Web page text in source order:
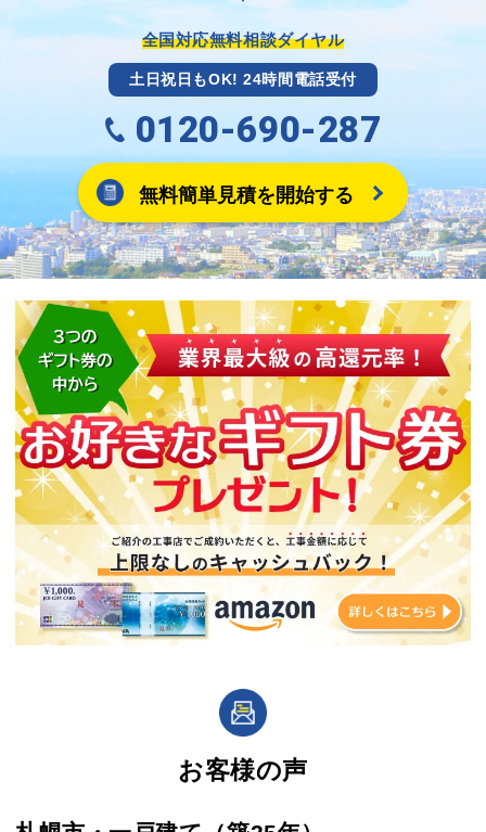
全国対応無料相談ダイヤル
土日祝日もOK! 24時間電話受付
0120-690-287
無料簡単見積を開始する
お客様の声